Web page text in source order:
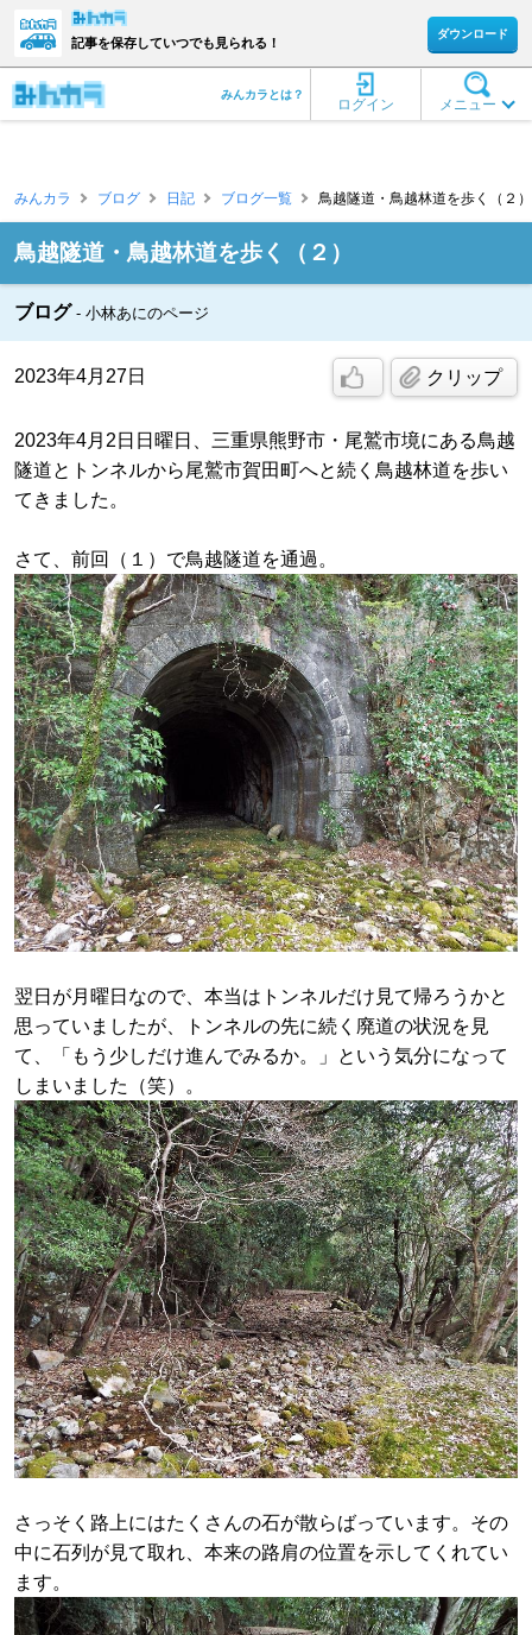
記事を保存していつでも見られる！
ダウンロード
メニュー
ログイン
みんカラとは？
みんカラ ブログ 日記 ブログ一覧 鳥越隧道・鳥越林道を歩く（２
鳥越隧道・鳥越林道を歩く（２）
ブログ 小林あにのページ
2023年4月27日 クリップ
2023年4月2日日曜日、三重県熊野市・尾鷲市境にある鳥越
隧道とトンネルから尾鷲市賀田町へと続く鳥越林道を歩い
てきました。
さて、前回（１）で鳥越隧道を通過。
翌日が月曜日なので、本当はトンネルだけ見て帰ろうかと
思っていましたが、トンネルの先に続く廃道の状況を見
て、「もう少しだけ進んでみるか。」という気分になって
しまいました（笑）。
さっそく路上にはたくさんの石が散らばっています。その
中に石列が見て取れ、本来の路肩の位置を示してくれてい
ます。